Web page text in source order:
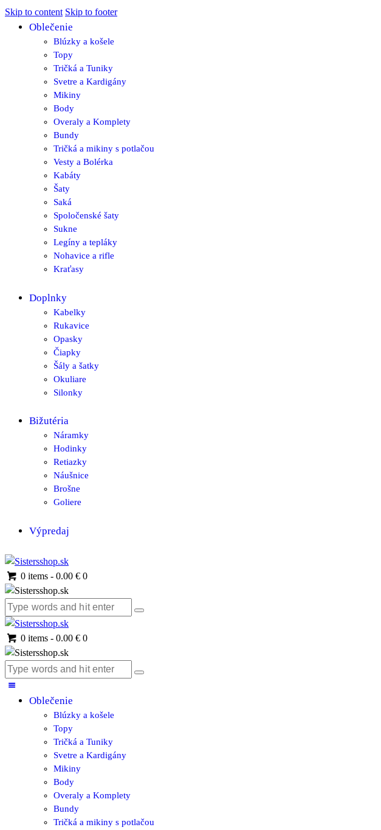
Skip to content Skip to footer
Oblečenie
Blúzky a košele
Topy
Tričká a Tuniky
Svetre a Kardigány
Mikiny
Body
Overaly a Komplety
Bundy
Tričká a mikiny s potlačou
Vesty a Bolérka
Kabáty
Šaty
Saká
Spoločenské šaty
Sukne
Legíny a tepláky
Nohavice a rifle
Kraťasy
Doplnky
Kabelky
Rukavice
Opasky
Čiapky
Šály a šatky
Okuliare
Silonky
Bižutéria
Náramky
Hodinky
Retiazky
Náušnice
Brošne
Goliere
Výpredaj
0 items - 0.00 € 0
0 items - 0.00 € 0
Oblečenie
Blúzky a košele
Topy
Tričká a Tuniky
Svetre a Kardigány
Mikiny
Body
Overaly a Komplety
Bundy
Tričká a mikiny s potlačou